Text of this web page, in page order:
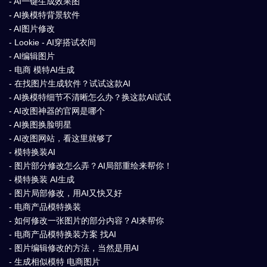
- AI换模特背景软件
- AI图片修改
- Lookie - AI穿搭试衣间
- AI编辑图片
- 电商 模特AI生成
- 在找图片生成软件？试试这款AI
- AI换模特细节不清晰怎么办？换这款AI试试
- AI改图神器的官网是哪个
- AI换图换脸明星
- AI改图网站，看这里就够了
- 模特换装AI
- 图片部分修改怎么弄？AI局部重绘来帮你！
- 模特换装 AI生成
- 图片局部修改，用AI又快又好
- 电商产品模特换装
- 如何修改一张图片的部分内容？AI来帮你
- 电商产品模特换装方案 找AI
- 图片编辑修改的方法，当然是用AI
- 生成相似模特 电商图片